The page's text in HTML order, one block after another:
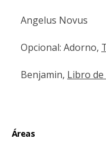
Angelus Novus
Opcional: Adorno,
Benjamin, Libro de
Áreas